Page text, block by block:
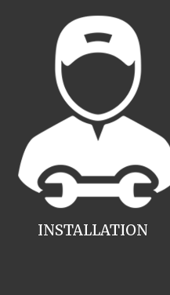
INSTALLATION